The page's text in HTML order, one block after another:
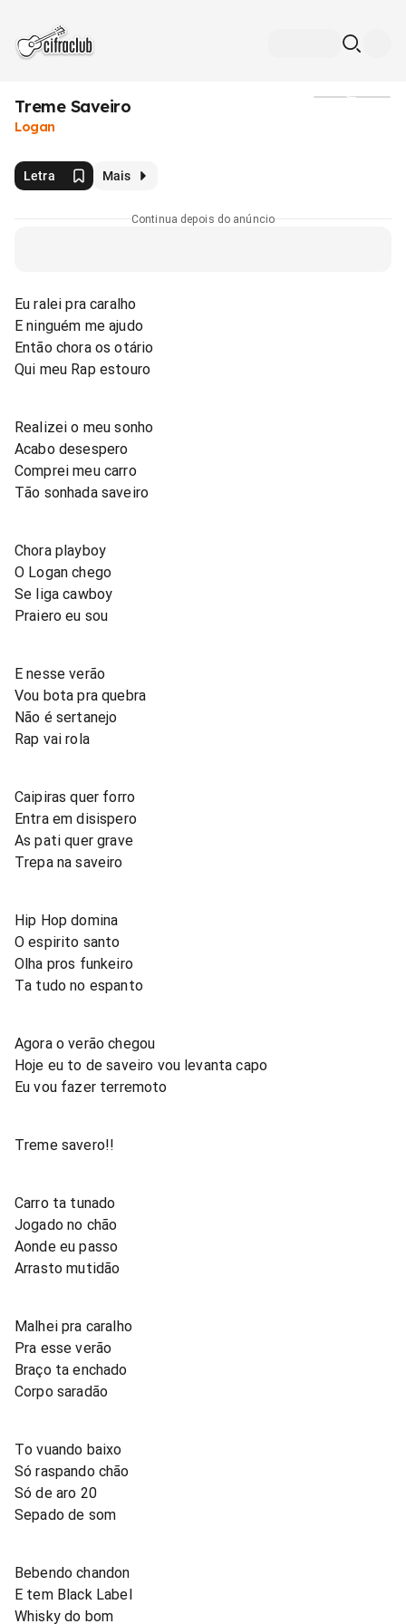
Treme Saveiro
Logan
Letra Mais
Continua depois do anúncio
Eu ralei pra caralho
E ninguém me ajudo
Então chora os otário
Qui meu Rap estouro
Realizei o meu sonho
Acabo desespero
Comprei meu carro
Tão sonhada saveiro
Chora playboy
O Logan chego
Se liga cawboy
Praiero eu sou
E nesse verão
Vou bota pra quebra
Não é sertanejo
Rap vai rola
Caipiras quer forro
Entra em disispero
As pati quer grave
Trepa na saveiro
Hip Hop domina
O espirito santo
Olha pros funkeiro
Ta tudo no espanto
Agora o verão chegou
Hoje eu to de saveiro vou levanta capo
Eu vou fazer terremoto
Treme savero!!
Carro ta tunado
Jogado no chão
Aonde eu passo
Arrasto mutidão
Malhei pra caralho
Pra esse verão
Braço ta enchado
Corpo saradão
To vuando baixo
Só raspando chão
Só de aro 20
Sepado de som
Bebendo chandon
E tem Black Label
Whisky do bom